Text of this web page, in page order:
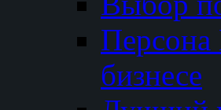
Персона
бизнесе